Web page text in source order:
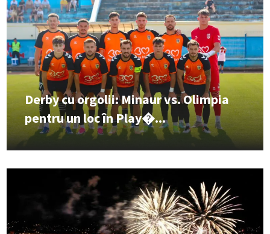
Derby cu orgolii: Minaur vs. Olimpia
pentru un loc în Play�...